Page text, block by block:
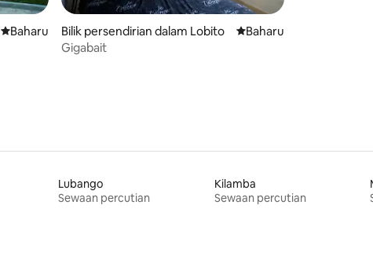
Tempat penginapan baharu
Baharu
Bilik persendirian dalam Lobito Tempat penginapan
Baharu
Gigabait
Lubango
Sewaan percutian
Kilamba
Sewaan percutian